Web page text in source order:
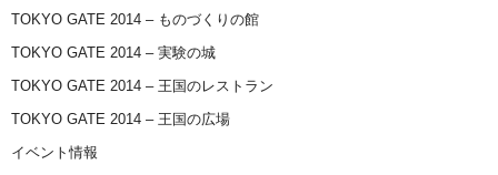
TOKYO GATE 2014 – ものづくりの館
TOKYO GATE 2014 – 実験の城
TOKYO GATE 2014 – 王国のレストラン
TOKYO GATE 2014 – 王国の広場
イベント情報